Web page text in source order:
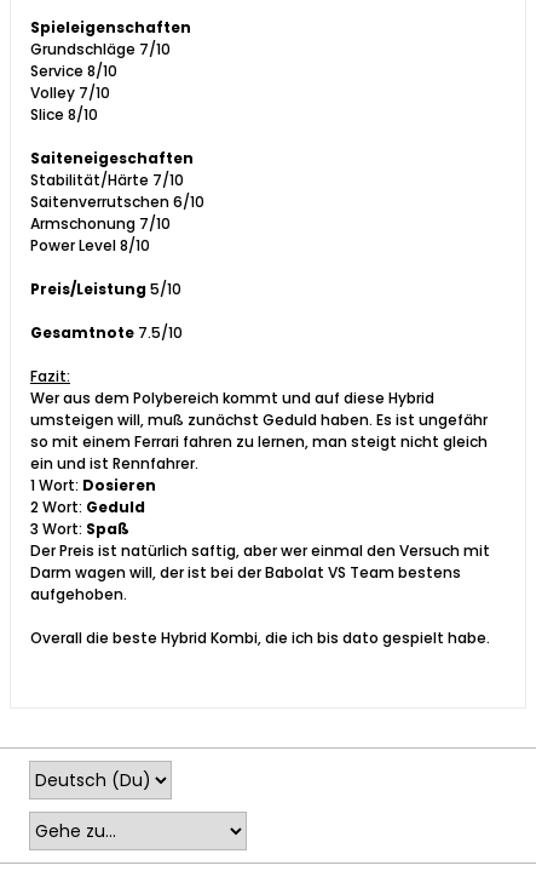
Spieleigenschaften
Grundschläge 7/10
Service 8/10
Volley 7/10
Slice 8/10
Saiteneigeschaften
Stabilität/Härte 7/10
Saitenverrutschen 6/10
Armschonung 7/10
Power Level 8/10
Preis/Leistung5/10
Gesamtnote 7.5/10
Fazit:
Wer aus dem Polybereich kommt und auf diese Hybrid
umsteigen will, muß zunächst Geduld haben. Es ist ungefähr
so mit einem Ferrari fahren zu lernen, man steigt nicht gleich
ein und ist Rennfahrer.
1 Wort: Dosieren
2 Wort: Geduld
3 Wort: Spaß
Der Preis ist natürlich saftig, aber wer einmal den Versuch mit
Darm wagen will, der ist bei der Babolat VS Team bestens
aufgehoben.
Overall die beste Hybrid Kombi, die ich bis dato gespielt habe.